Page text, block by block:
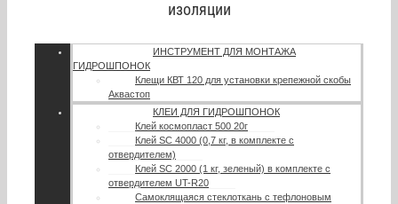
изоляции
ИНСТРУМЕНТ ДЛЯ МОНТАЖА
ГИДРОШПОНОК
Клещи КВТ 120 для установки крепежной скобы
Аквастоп
КЛЕИ ДЛЯ ГИДРОШПОНОК
Клей космопласт 500 20г
Клей SC 4000 (0,7 кг, в комплекте с
отвердителем)
Клей SC 2000 (1 кг, зеленый) в комплекте с
отвердителем UT-R20
Самоклящаяся стеклоткань с тефлоновым